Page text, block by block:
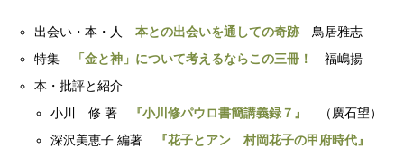
出会い・本・人本との出会いを通しての奇跡 鳥居雅志
特集
「金と神」について考えるならこの三冊！
福嶋揚
本・批評と紹介
小川 修 著
『小川修パウロ書簡講義録７』
（廣石望）
深沢美恵子 編著
『花子とアン 村岡花子の甲府時代』